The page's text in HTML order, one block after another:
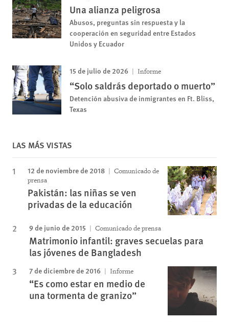
Una alianza peligrosa
Abusos, preguntas sin respuesta y la
cooperación en seguridad entre Estados
Unidos y Ecuador
15 de julio de 2026 Informe
“Solo saldrás deportado o muerto”
Detención abusiva de inmigrantes en Ft. Bliss,
Texas
LAS MÁS VISTAS
12 de noviembre de 2018
Comunicado de
prensa
Pakistán: las niñas se ven
privadas de la educación
9 de junio de 2015 Comunicado de prensa
Matrimonio infantil: graves secuelas para
las jóvenes de Bangladesh
7 de diciembre de 2016 Informe
“Es como estar en medio de
una tormenta de granizo”